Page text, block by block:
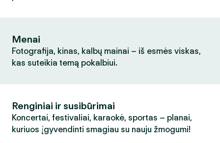
Menai
Fotografija, kinas, kalbų mainai – iš esmės viskas,
kas suteikia temą pokalbiui.
Renginiai ir susibūrimai
Koncertai, festivaliai, karaokė, sportas – planai,
kuriuos įgyvendinti smagiau su nauju žmogumi!